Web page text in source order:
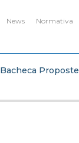
News Normativa
Bacheca Proposte